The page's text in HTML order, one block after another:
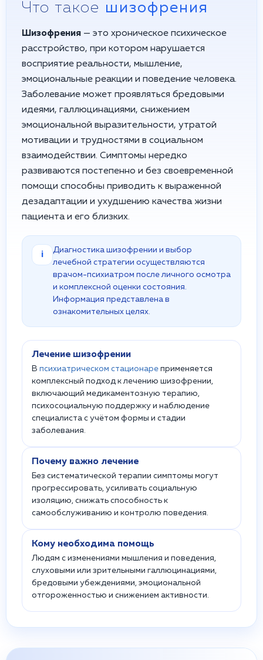
Что такое шизофрения
Шизофрения — это хроническое психическое
расстройство, при котором нарушается
восприятие реальности, мышление,
эмоциональные реакции и поведение человека.
Заболевание может проявляться бредовыми
идеями, галлюцинациями, снижением
эмоциональной выразительности, утратой
мотивации и трудностями в социальном
взаимодействии. Симптомы нередко
развиваются постепенно и без своевременной
помощи способны приводить к выраженной
дезадаптации и ухудшению качества жизни
пациента и его близких.
i
Диагностика шизофрении и выбор
лечебной стратегии осуществляются
врачом-психиатром после личного осмотра
и комплексной оценки состояния.
Информация представлена в
ознакомительных целях.
Лечение шизофрении
В психиатрическом стационаре применяется
комплексный подход к лечению шизофрении,
включающий медикаментозную терапию,
психосоциальную поддержку и наблюдение
специалиста с учётом формы и стадии
заболевания.
Почему важно лечение
Без систематической терапии симптомы могут
прогрессировать, усиливать социальную
изоляцию, снижать способность к
самообслуживанию и контролю поведения.
Кому необходима помощь
Людям с изменениями мышления и поведения,
слуховыми или зрительными галлюцинациями,
бредовыми убеждениями, эмоциональной
отгороженностью и снижением активности.